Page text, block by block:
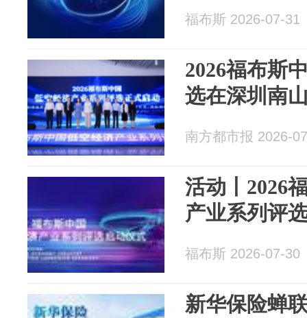
福布斯 2026-07-31
2026福布斯
选在深圳南
南方都市报 2026-
活动丨2026
产业系列评
福布斯 2026-07-30
新华保险蝉